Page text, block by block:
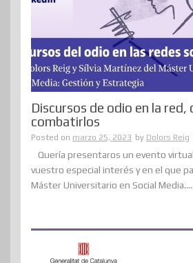
Discursos de odio en la red,
combatirlos
Posted on marzo 25, 2023 by Dolors Reig
Quería presentaros un evento
vuestro especial interés y en el que
Máster Universitario en Social